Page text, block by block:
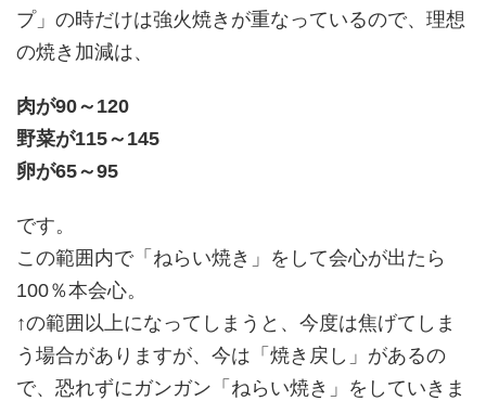
プ」の時だけは強火焼きが重なっているので、理想
の焼き加減は、
肉が90～120
野菜が115～145
卵が65～95
です。
この範囲内で「ねらい焼き」をして会心が出たら
100％本会心。
↑の範囲以上になってしまうと、今度は焦げてしま
う場合がありますが、今は「焼き戻し」があるの
で、恐れずにガンガン「ねらい焼き」をしていきま